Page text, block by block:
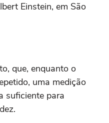
Einstein, em São
que, enquanto o
uma medição
suficiente para